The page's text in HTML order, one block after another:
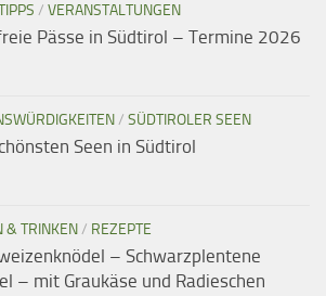
/ VERANSTALTUNGEN
Pässe in Südtirol – Termine 2026
/ SÜDTIROLER SEEN
Seen in Südtirol
& TRINKEN/ REZEPTE
– Schwarzplentene
– mit Graukäse und Radieschen